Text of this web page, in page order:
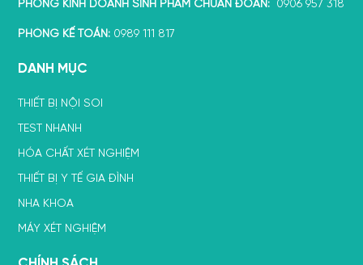
PHÒNG KINH DOANH SINH PHẨM CHUẨN ĐOÁN: 0906 957 318
PHÒNG KẾ TOÁN: 0989 111 817
DANH MỤC
THIẾT BỊ NỘI SOI
TEST NHANH
HÓA CHẤT XÉT NGHIỆM
THIẾT BỊ Y TẾ GIA ĐÌNH
NHA KHOA
MÁY XÉT NGHIỆM